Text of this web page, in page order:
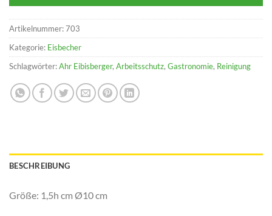
Artikelnummer:703
Kategorie: Eisbecher
Schlagwörter:Ahr Eibisberger, Arbeitsschutz, Gastronomie, Reinigung
BESCHREIBUNG
Größe: 1,5h cm Ø10 cm